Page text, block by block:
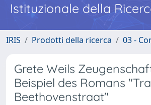
Istituzionale della
IRIS Prodotti della ricerca 03 -
Grete Weils
Beispiel des Romans
Beethovenstraat"